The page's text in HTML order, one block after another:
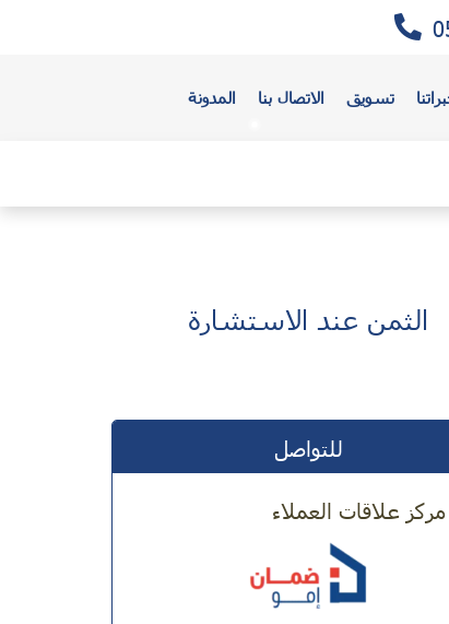
تسويق الاتصال بنا المدونة
الثمن عند الاستشارة
للتواصل
مركز علاقات العملاء